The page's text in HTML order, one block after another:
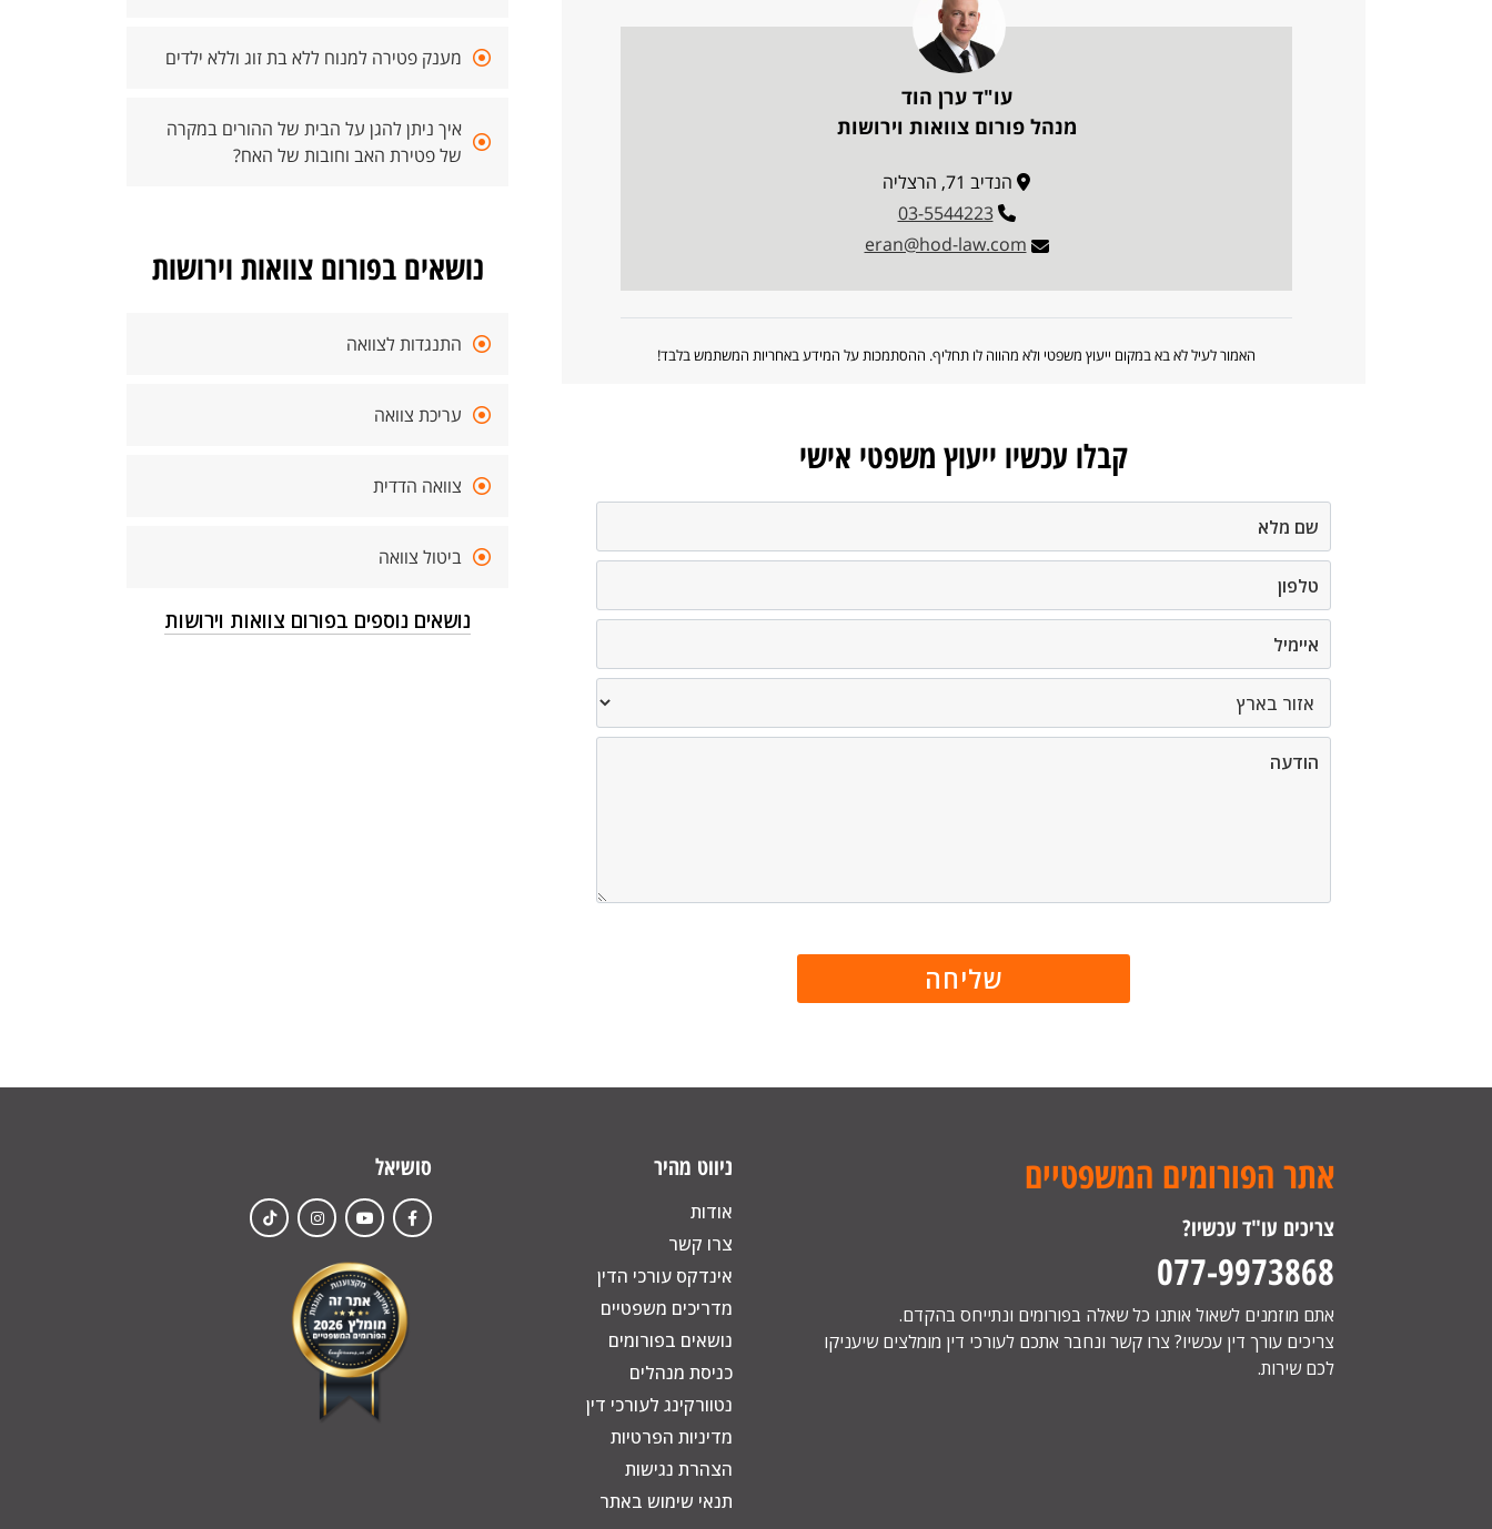
עו"ד ערן הוד
מנהל פורום צוואות וירושות
הנדיב 71, הרצליה
03-5544223
eran@hod-law.com
האמור לעיל לא בא במקום ייעוץ משפטי ולא מהווה לו תחליף. ההסתמכות על המידע באחריות המשתמש בלבד!
קבלו עכשיו ייעוץ משפטי אישי
מענק פטירה למנוח ללא בת זוג וללא ילדים
איך ניתן להגן על הבית של ההורים במקרה
של פטירת האב וחובות של האח?
נושאים בפורום צוואות וירושות
התנגדות לצוואה
עריכת צוואה
צוואה הדדית
ביטול צוואה
נושאים נוספים בפורום צוואות וירושות
אתר הפורומים המשפטיים
צריכים עו"ד עכשיו?
077-9973868
אתם מוזמנים לשאול אותנו כל שאלה בפורומים ונתייחס בהקדם.
צריכים עורך דין עכשיו? צרו קשר ונחבר אתכם לעורכי דין מומלצים שיעניקו
לכם שירות.
ניווט מהיר
אודות
צרו קשר
אינדקס עורכי הדין
מדריכים משפטיים
נושאים בפורומים
כניסת מנהלים
נטוורקינג לעורכי דין
מדיניות הפרטיות
הצהרת נגישות
תנאי שימוש באתר
סושיאל